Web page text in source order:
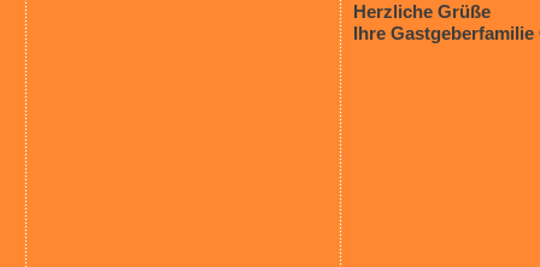
Herzliche Grüße
Ihre Gastgeberfamilie